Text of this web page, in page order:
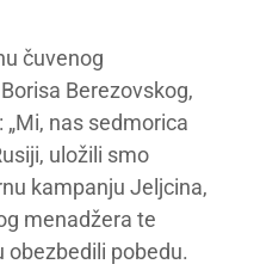
čuvenog
Berezovskog,
nas sedmorica
uložili smo
kampanju Jeljcina,
menadžera te
obezbedili pobedu.